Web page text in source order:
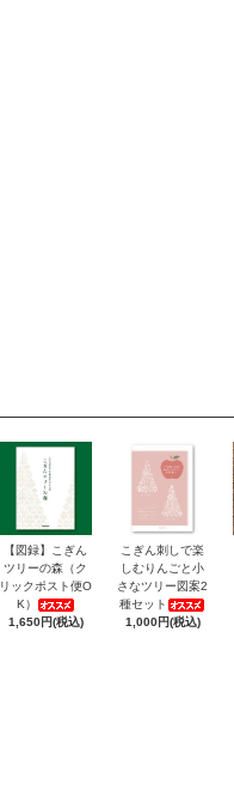
【図録】こぎん
ツリーの森（ク
リックポスト便O
K）
1,650円(税込)
こぎん刺しで楽
しむりんごと小
さなツリー図案2
種セット
1,000円(税込)